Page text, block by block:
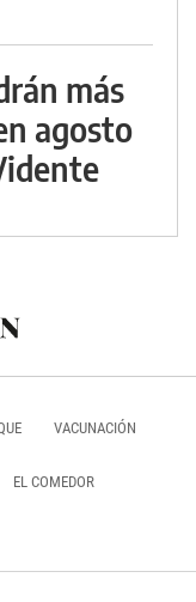
más
agosto
VACUNACIÓN
EL COMEDOR